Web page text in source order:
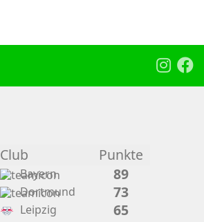
Club Punkte
Bayern 89
Dortmund 73
Leipzig 65